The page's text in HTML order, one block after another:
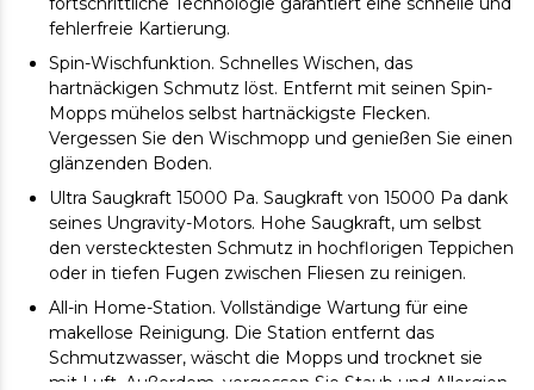
fehlerfreie Kartierung.
Spin-Wischfunktion. Schnelles Wischen, das
hartnäckigen Schmutz löst. Entfernt mit seinen Spin-
Mopps mühelos selbst hartnäckigste Flecken.
Vergessen Sie den Wischmopp und genießen Sie einen
glänzenden Boden.
Ultra Saugkraft 15000 Pa. Saugkraft von 15000 Pa dank
seines Ungravity-Motors. Hohe Saugkraft, um selbst
den verstecktesten Schmutz in hochflorigen Teppichen
oder in tiefen Fugen zwischen Fliesen zu reinigen.
All-in Home-Station. Vollständige Wartung für eine
makellose Reinigung. Die Station entfernt das
Schmutzwasser, wäscht die Mopps und trocknet sie
mit Luft. Außerdem, vergessen Sie Staub und Allergien